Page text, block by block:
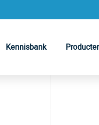
Kennisbank